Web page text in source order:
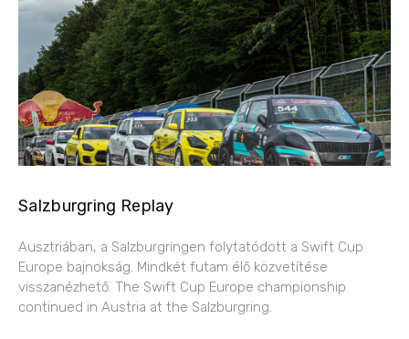
Salzburgring Replay
Ausztriában, a Salzburgringen folytatódott a Swift Cup
Europe bajnokság. Mindkét futam élő közvetítése
visszanézhető. The Swift Cup Europe championship
continued in Austria at the Salzburgring.